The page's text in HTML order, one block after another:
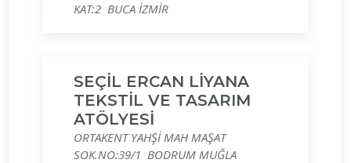
KAT:2 BUCA İZMİR
SEÇİL ERCAN LİYANA
TEKSTİL VE TASARIM
ATÖLYESİ
ORTAKENT YAHŞİ MAH MAŞAT
SOK.NO:39/1 BODRUM MUĞLA